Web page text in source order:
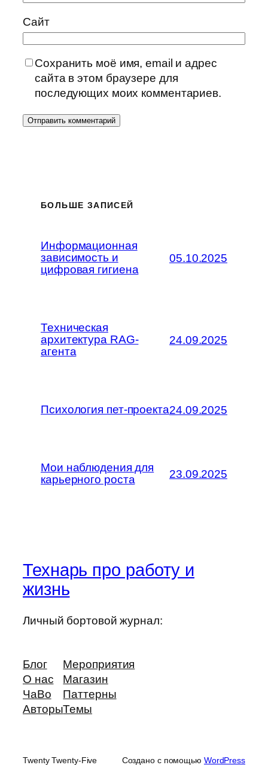
Сайт
Сохранить моё имя, email и адрес
сайта в этом браузере для
последующих моих комментариев.
БОЛЬШЕ ЗАПИСЕЙ
Информационная
зависимость и
цифровая гигиена
05.10.2025
Техническая
архитектура RAG-
агента
24.09.2025
Психология пет-проекта24.09.2025
Мои наблюдения для
карьерного роста
23.09.2025
Технарь про работу и
жизнь
Личный бортовой журнал:
Блог
О нас
ЧаВо
Авторы
Мероприятия
Магазин
Паттерны
Темы
Twenty Twenty-Five Создано с помощью WordPress